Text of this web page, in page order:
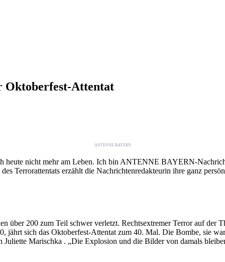
Oktoberfest-Attentat
ANTENNE BAYERN
heute nicht mehr am Leben. Ich bin ANTENNE BAYERN-
Terrorattentats erzählt die Nachrichtenredakteurin ihre ganz
über 200 zum Teil schwer verletzt. Rechtsextremer Terror auf der
jährt sich das Oktoberfest-Attentat zum 40. Mal. Die Bombe, sie
Marischka . „Die Explosion und die Bilder von damals